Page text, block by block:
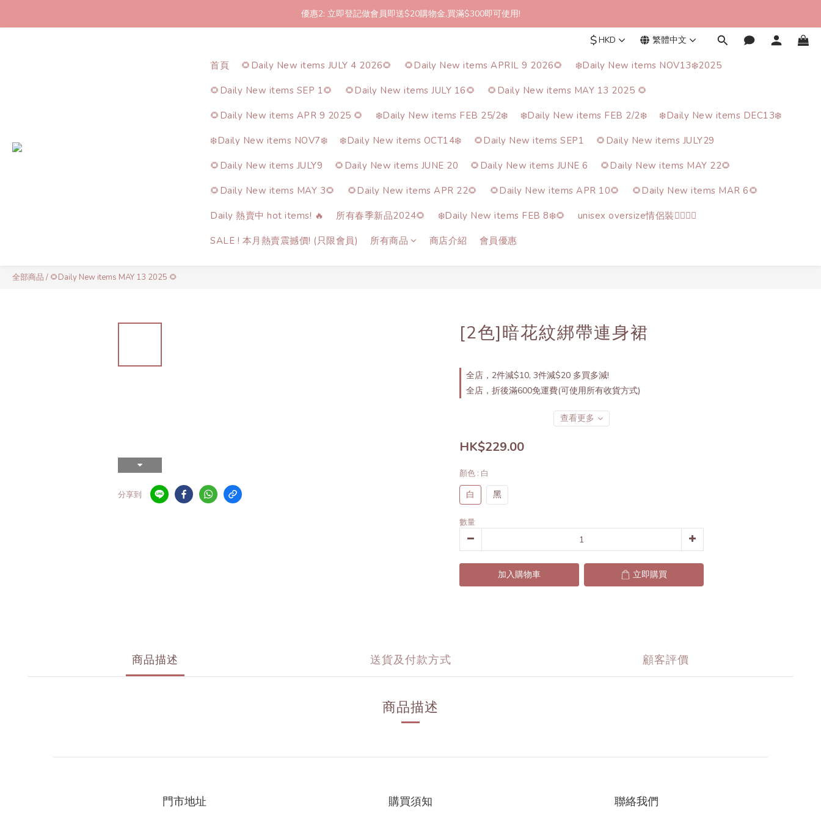
2件起包郵!(反應良好優惠期延長🎉!shop now!)
優惠2: 立即登記做會員即送$20購物金,買滿$300即可使用!
$HKD 繁體中文
首頁 🌻Daily New items JULY 4 2026🌻 🌻Daily New items APRIL 9 2026🌻 ❄️Daily New items NOV13❄️2025
🌻Daily New items SEP 1🌻 🌻Daily New items JULY 16🌻 🌻Daily New items MAY 13 2025 🌻
🌻Daily New items APR 9 2025 🌻 ❄️Daily New items FEB 25/2❄️ ❄️Daily New items FEB 2/2❄️ ❄️Daily New items DEC13❄️
❄️Daily New items NOV7❄️ ❄️Daily New items OCT14❄️ 🌻Daily New items SEP1 🌻Daily New items JULY29
🌻Daily New items JULY9 🌻Daily New items JUNE 20 🌻Daily New items JUNE 6 🌻Daily New items MAY 22🌻
🌻Daily New items MAY 3🌻 🌻Daily New items APR 22🌻 🌻Daily New items APR 10🌻 🌻Daily New items MAR 6🌻
Daily 熱賣中 hot items! 🔥 所有春季新品2024🌻 ❄️Daily New items FEB 8❄️🌻 unisex oversize情侶裝🙋‍♂️🙋‍♀️
SALE ! 本月熱賣震撼價! (只限會員) 所有商品 商店介紹 會員優惠
全部商品 / 🌻Daily New items MAY 13 2025 🌻
分享到
[2色]暗花紋綁帶連身裙
全店，2件減$10, 3件減$20 多買多減!
全店，折後滿600免運費(可使用所有收貨方式)
查看更多
HK$229.00
顏色 : 白
白 黑
數量
加入購物車 立即購買
商品描述 送貨及付款方式 顧客評價
商品描述
門市地址 購買須知 聯絡我們